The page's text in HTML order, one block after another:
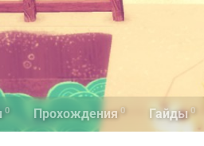
0 Прохождения 0 Гайды 0